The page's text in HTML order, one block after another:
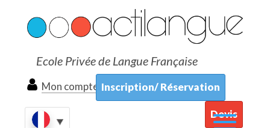
Ecole Privée de Langue Française
Mon compte Inscription/ Réservation
Devis